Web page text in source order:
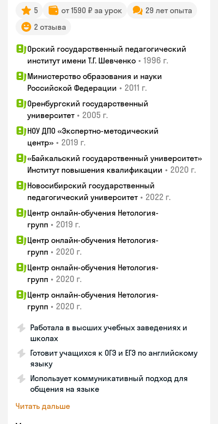
5 от 1590 ₽ за урок
29 лет опыта
2 отзыва
Орский государственный педагогический
институт имени Т.Г. Шевченко • 1996 г.
Министерство образования и науки
Российской Федерации • 2011 г.
Оренбургский государственный
университет • 2005 г.
НОУ ДПО «Экспертно-методический
центр» • 2019 г.
«Байкальский государственный университет»
Институт повышения квалификации • 2020 г.
Новосибирский государственный
педагогический университет • 2022 г.
Центр онлайн-обучения Нетология-
групп • 2019 г.
Центр онлайн-обучения Нетология-
групп • 2020 г.
Центр онлайн-обучения Нетология-
групп • 2020 г.
Центр онлайн-обучения Нетология-
групп • 2020 г.
Работала в высших учебных заведениях и
школах
Готовит учащихся к ОГЭ и ЕГЭ по английскому
языку
Использует коммуникативный подход для
общения на языке
Читать дальше